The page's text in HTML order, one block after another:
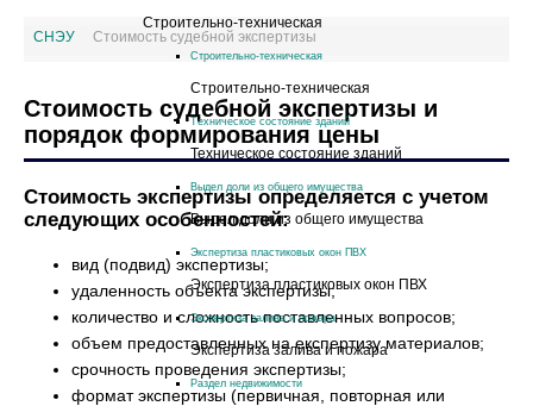
Cтроительно-техническая
Cтроительно-техническая
Cтроительно-техническая
Техническое состояние зданий
Техническое состояние зданий
Выдел доли из общего имущества
Выдел доли из общего имущества
Экспертиза пластиковых окон ПВХ
Экспертиза пластиковых окон ПВХ
Экспертиза залива и пожара
Экспертиза залива и пожара
Раздел недвижимости
СНЭУ Стоимость судебной экспертизы
Стоимость судебной экспертизы и
порядок формирования цены
Стоимость экспертизы определяется с учетом
следующих особенностей:
вид (подвид) экспертизы;
удаленность объекта экспертизы;
количество и сложность поставленных вопросов;
объем предоставленных на експертизу материалов;
срочность проведения экспертизы;
формат экспертизы (первичная, повторная или